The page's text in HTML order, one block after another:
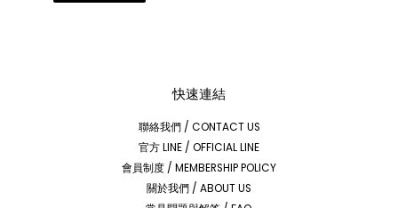
快速連結
聯絡我們 / CONTACT US
官方 LINE / OFFICIAL LINE
會員制度 / MEMBERSHIP POLICY
關於我們 / ABOUT US